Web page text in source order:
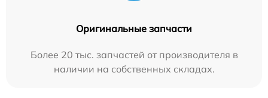
Оригинальные запчасти
Более 20 тыс. запчастей от производителя в
наличии на собственных складах.